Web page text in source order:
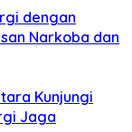
dengan
Narkoba dan
Kunjungi
Jaga